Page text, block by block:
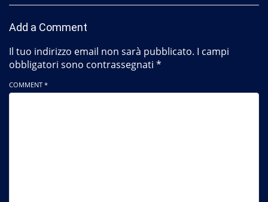
Add a Comment
Il tuo indirizzo email non sarà pubblicato. I campi
obbligatori sono contrassegnati *
COMMENT *